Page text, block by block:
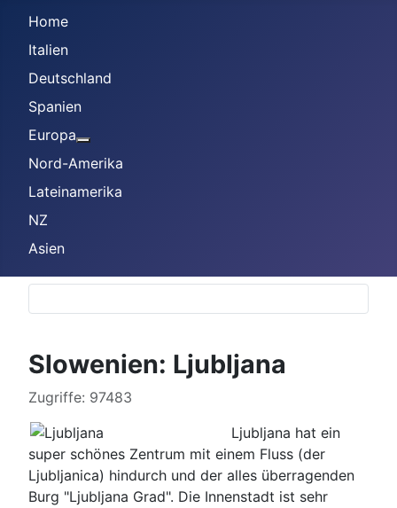
Home
Italien
Deutschland
Spanien
Europa
Nord-Amerika
Lateinamerika
NZ
Asien
Slowenien: Ljubljana
Details
Zugriffe: 97483
Ljubljana hat ein
super schönes Zentrum mit einem Fluss (der
Ljubljanica) hindurch und der alles überragenden
Burg "Ljubljana Grad". Die Innenstadt ist sehr